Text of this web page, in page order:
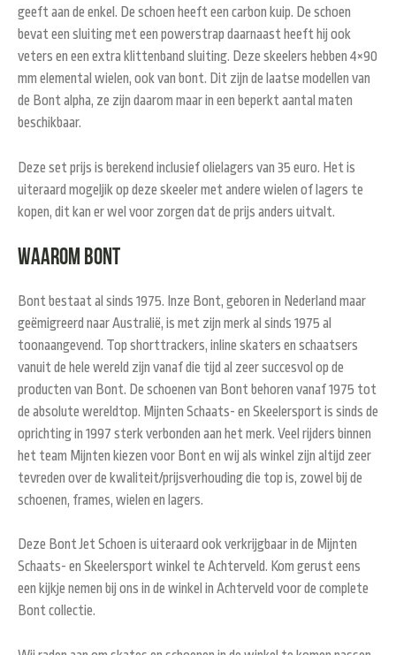
geeft aan de enkel. De schoen heeft een carbon kuip. De schoen
bevat een sluiting met een powerstrap daarnaast heeft hij ook
veters en een extra klittenband sluiting. Deze skeelers hebben 4×90
mm elemental wielen, ook van bont. Dit zijn de laatse modellen van
de Bont alpha, ze zijn daarom maar in een beperkt aantal maten
beschikbaar.
Deze set prijs is berekend inclusief olielagers van 35 euro. Het is
uiteraard mogeljik op deze skeeler met andere wielen of lagers te
kopen, dit kan er wel voor zorgen dat de prijs anders uitvalt.
Waarom Bont
Bont bestaat al sinds 1975. Inze Bont, geboren in Nederland maar
geëmigreerd naar Australië, is met zijn merk al sinds 1975 al
toonaangevend. Top shorttrackers, inline skaters en schaatsers
vanuit de hele wereld zijn vanaf die tijd al zeer succesvol op de
producten van Bont. De schoenen van Bont behoren vanaf 1975 tot
de absolute wereldtop. Mijnten Schaats- en Skeelersport is sinds de
oprichting in 1997 sterk verbonden aan het merk. Veel rijders binnen
het team Mijnten kiezen voor Bont en wij als winkel zijn altijd zeer
tevreden over de kwaliteit/prijsverhouding die top is, zowel bij de
schoenen, frames, wielen en lagers.
Deze Bont Jet Schoen is uiteraard ook verkrijgbaar in de Mijnten
Schaats- en Skeelersport winkel te Achterveld. Kom gerust eens
een kijkje nemen bij ons in de winkel in Achterveld voor de complete
Bont collectie.